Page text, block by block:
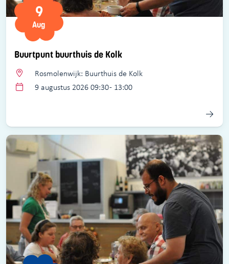
Buurtpunt buurthuis de Kolk
9
Aug
Rosmolenwijk: Buurthuis de Kolk
9 augustus 2026 09:30 - 13:00